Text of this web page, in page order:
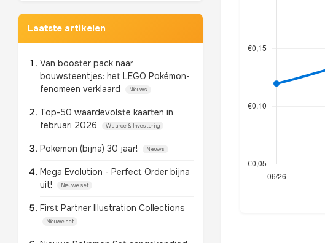
Laatste artikelen
Van booster pack naar
bouwsteentjes: het LEGO Pokémon-
fenomeen verklaard
Nieuws
Top-50 waardevolste kaarten in
februari 2026
Waarde & Investering
Pokemon (bijna) 30 jaar! Nieuws
Mega Evolution - Perfect Order bijna
uit!
Nieuwe set
First Partner Illustration Collections
Nieuwe set